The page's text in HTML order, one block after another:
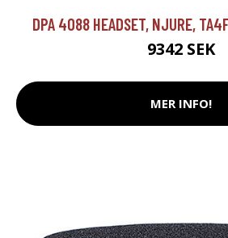
DPA 4088 HEADSET, NJURE,
9342 SEK
MER INFO!